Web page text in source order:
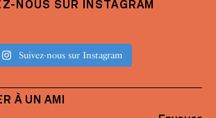
NOUS SUR INSTAGRAM
Suivez-nous sur Instagram
À UN AMI